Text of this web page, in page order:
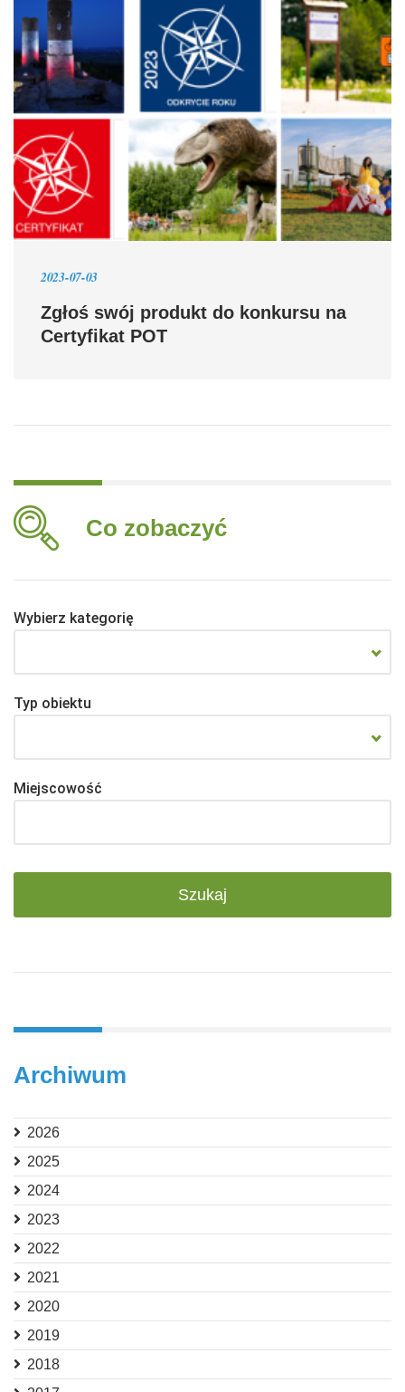
2023-07-03
Zgłoś swój produkt do konkursu na
Certyfikat POT
Co zobaczyć
Wybierz kategorię
Typ obiektu
Miejscowość
Archiwum
2026
2025
2024
2023
2022
2021
2020
2019
2018